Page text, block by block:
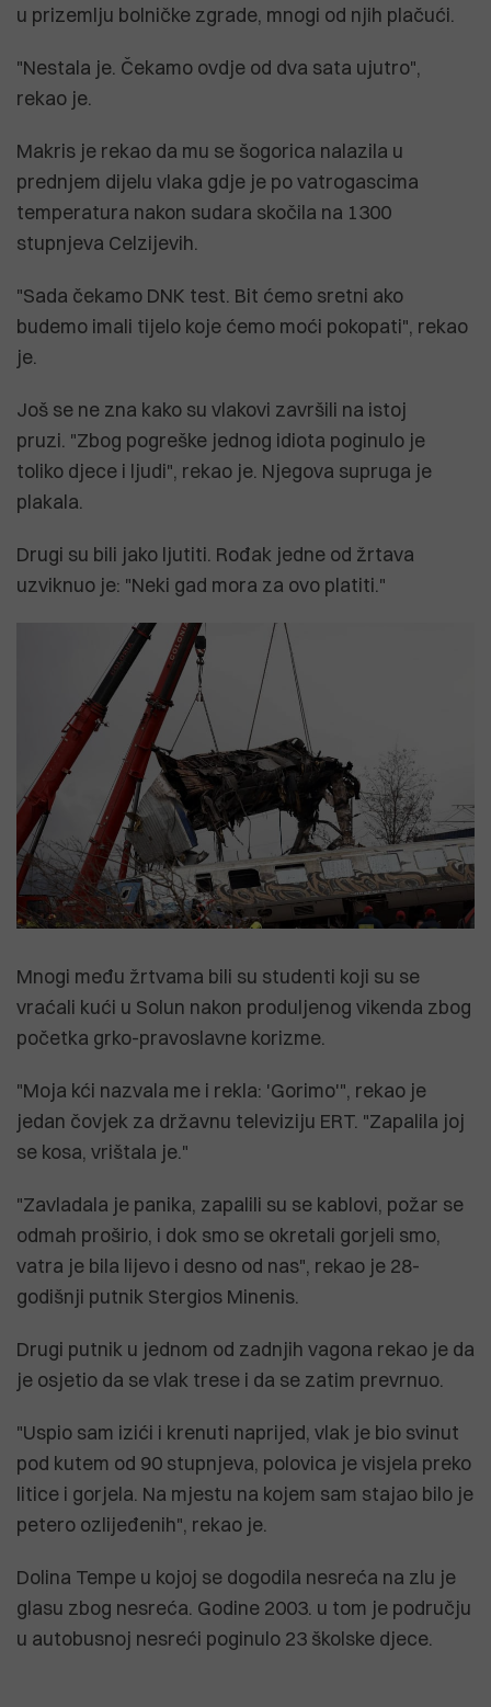
u prizemlju bolničke zgrade, mnogi od njih plačući.
"Nestala je. Čekamo ovdje od dva sata ujutro",
rekao je.
Makris je rekao da mu se šogorica nalazila u
prednjem dijelu vlaka gdje je po vatrogascima
temperatura nakon sudara skočila na 1300
stupnjeva Celzijevih.
"Sada čekamo DNK test. Bit ćemo sretni ako
budemo imali tijelo koje ćemo moći pokopati", rekao
je.
Još se ne zna kako su vlakovi završili na istoj
pruzi. "Zbog pogreške jednog idiota poginulo je
toliko djece i ljudi", rekao je. Njegova supruga je
plakala.
Drugi su bili jako ljutiti. Rođak jedne od žrtava
uzviknuo je: "Neki gad mora za ovo platiti."
Mnogi među žrtvama bili su studenti koji su se
vraćali kući u Solun nakon produljenog vikenda zbog
početka grko-pravoslavne korizme.
"Moja kći nazvala me i rekla: 'Gorimo'", rekao je
jedan čovjek za državnu televiziju ERT. "Zapalila joj
se kosa, vrištala je."
"Zavladala je panika, zapalili su se kablovi, požar se
odmah proširio, i dok smo se okretali gorjeli smo,
vatra je bila lijevo i desno od nas", rekao je 28-
godišnji putnik Stergios Minenis.
Drugi putnik u jednom od zadnjih vagona rekao je da
je osjetio da se vlak trese i da se zatim prevrnuo.
"Uspio sam izići i krenuti naprijed, vlak je bio svinut
pod kutem od 90 stupnjeva, polovica je visjela preko
litice i gorjela. Na mjestu na kojem sam stajao bilo je
petero ozlijeđenih", rekao je.
Dolina Tempe u kojoj se dogodila nesreća na zlu je
glasu zbog nesreća. Godine 2003. u tom je području
u autobusnoj nesreći poginulo 23 školske djece.